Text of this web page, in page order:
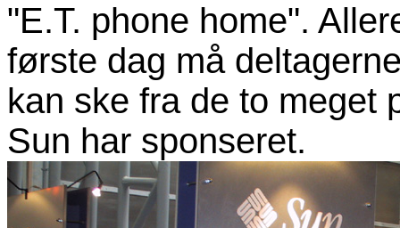
"E.T. phone home".
første dag må
kan ske fra de to
Sun har sponseret.